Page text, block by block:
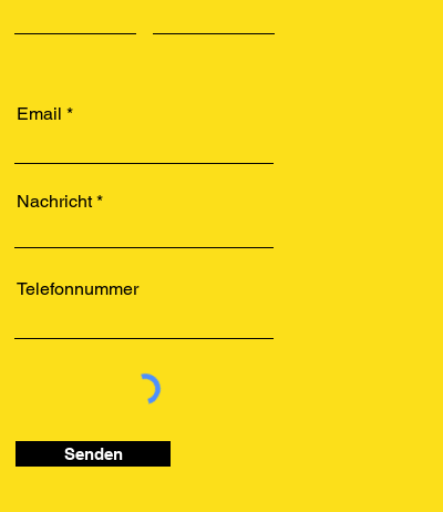
Email
Nachricht
Telefonnummer
Senden